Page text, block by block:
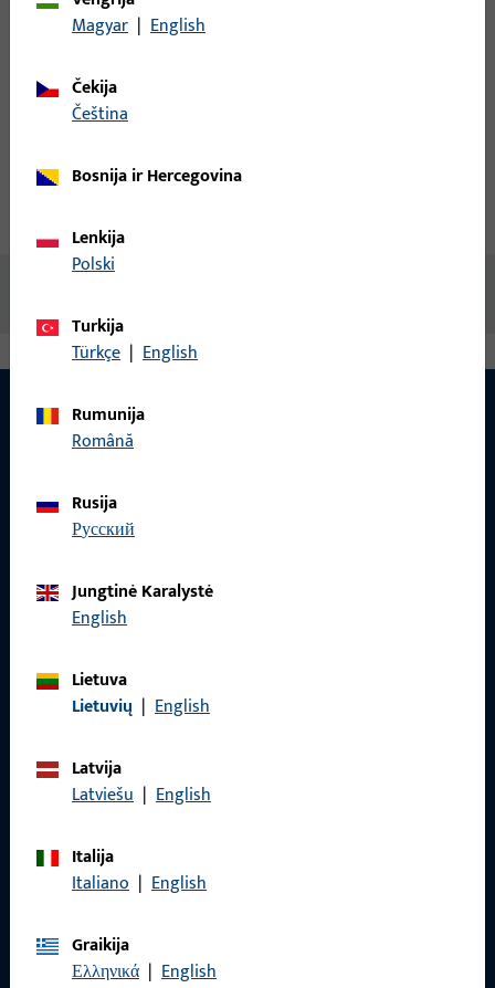
Sukurti paskyrą
Gaminio aprašymas
Mes mielai jums padėsime!
klausimais, susijusiais su produktais, taikymu ir projektais.
Susisiekite su mumis telefonu arba elektroniniu paštu.
Magyar | English
Čekija
čeština
Bosnija ir Hercegovina
Lenkija
Polski
Turkija
Türkçe | English
Rumunija
Română
Rusija
русский
Jungtinė Karalystė
English
Lietuva
Lietuvių | English
Latvija
Latviešu | English
Italija
Italiano | English
Graikija
Ελληνικά | English